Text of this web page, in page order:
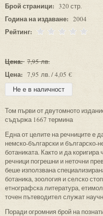
Брой страници: 320 стр.
Година на издаване: 2004
Рейтинг:
Цена: 7,95 лв.
Цена: 7,95 лв. / 4,05 €
Том първи от двутомното
съдържа 1667 термина
Една от целите на речниците е
немско-български и българско-
ботаниката. Както и да
речници погрешни и неточни
беше използвана
ботаника, зоология и селско
етнографска литература,
точен пътеводител служат
Поради огромния брой на